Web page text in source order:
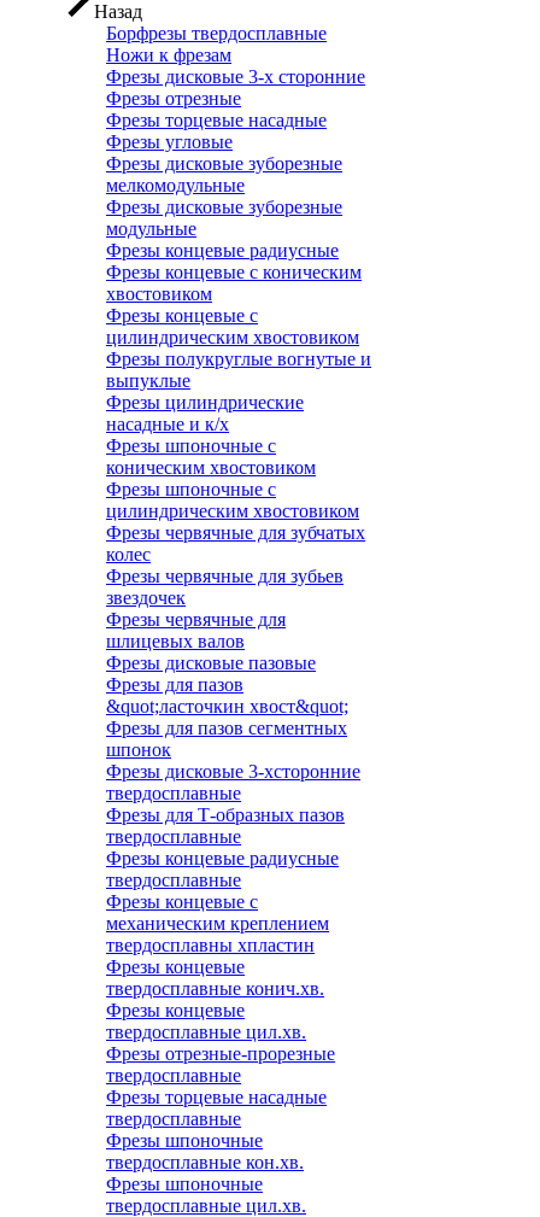
Назад
Борфрезы твердосплавные
Ножи к фрезам
Фрезы дисковые 3-х сторонние
Фрезы отрезные
Фрезы торцевые насадные
Фрезы угловые
Фрезы дисковые зуборезные
мелкомодульные
Фрезы дисковые зуборезные
модульные
Фрезы концевые радиусные
Фрезы концевые с коническим
хвостовиком
Фрезы концевые с
цилиндрическим хвостовиком
Фрезы полукруглые вогнутые и
выпуклые
Фрезы цилиндрические
насадные и к/х
Фрезы шпоночные с
коническим хвостовиком
Фрезы шпоночные с
цилиндрическим хвостовиком
Фрезы червячные для зубчатых
колес
Фрезы червячные для зубьев
звездочек
Фрезы червячные для
шлицевых валов
Фрезы дисковые пазовые
Фрезы для пазов
&quot;ласточкин хвост&quot;
Фрезы для пазов сегментных
шпонок
Фрезы дисковые 3-хсторонние
твердосплавные
Фрезы для Т-образных пазов
твердосплавные
Фрезы концевые радиусные
твердосплавные
Фрезы концевые с
механическим креплением
твердосплавны хпластин
Фрезы концевые
твердосплавные конич.хв.
Фрезы концевые
твердосплавные цил.хв.
Фрезы отрезные-прорезные
твердосплавные
Фрезы торцевые насадные
твердосплавные
Фрезы шпоночные
твердосплавные кон.хв.
Фрезы шпоночные
твердосплавные цил.хв.